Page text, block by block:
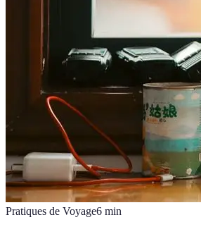
Pratiques de Voyage6 min